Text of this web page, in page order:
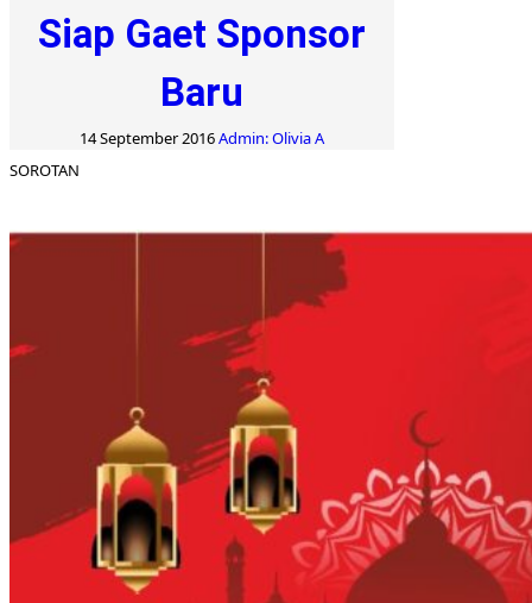
Siap Gaet Sponsor
Baru
14 September 2016Admin: Olivia A
SOROTAN